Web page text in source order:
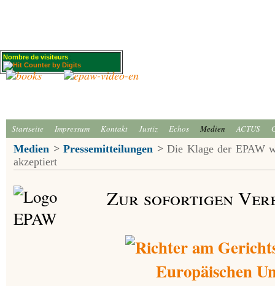
Nombre de visiteurs :
Startseite Impressum Kontakt Justiz Echos Medien ACTUS
Medien > Pressemitteilungen >Die Klage der EPAW
akzeptiert
Zur sofortigen